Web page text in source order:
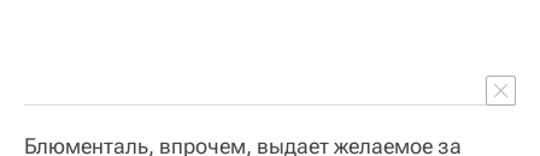
Блюменталь, впрочем, выдает желаемое за